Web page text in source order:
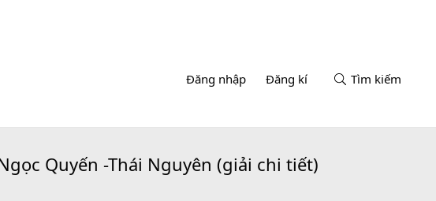
Đăng nhập Đăng kí Tìm kiếm
Quyến -Thái Nguyên (giải chi tiết)